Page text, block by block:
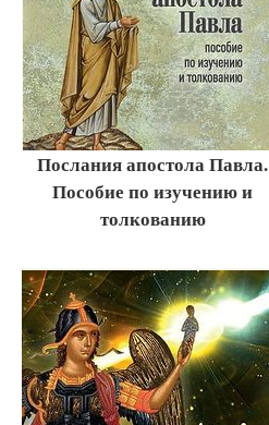
Послания апостола Павла.
Пособие по изучению и
толкованию